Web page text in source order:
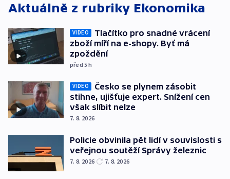
Aktuálně z rubriky Ekonomika
VIDEO
Tlačítko pro snadné vrácení
zboží míří na e-shopy. Byť má
zpoždění
před 5h
VIDEO
Česko se plynem zásobit
stihne, ujišťuje expert. Snížení cen
však slíbit nelze
7. 8. 2026
Policie obvinila pět lidí v souvislosti s
veřejnou soutěží Správy železnic
7. 8. 2026 7. 8. 2026